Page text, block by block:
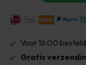
Voor 16:00
Gratis